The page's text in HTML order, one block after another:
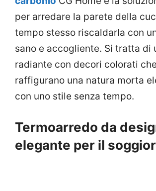
per arredare la parete della
tempo stesso riscaldarla con
sano e accogliente. Si tratta di
radiante con decori colorati che
raffigurano una natura morta
con uno stile senza tempo.
Termoarredo da
elegante per il